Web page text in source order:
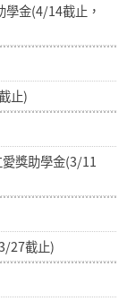
學金(4/14截止，
止)
獎助學金(3/11
27截止)